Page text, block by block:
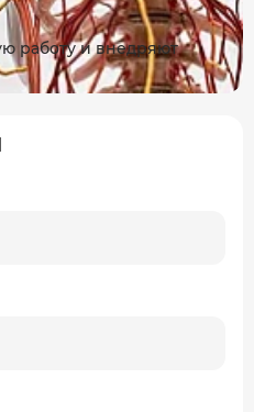
работу и внедряют